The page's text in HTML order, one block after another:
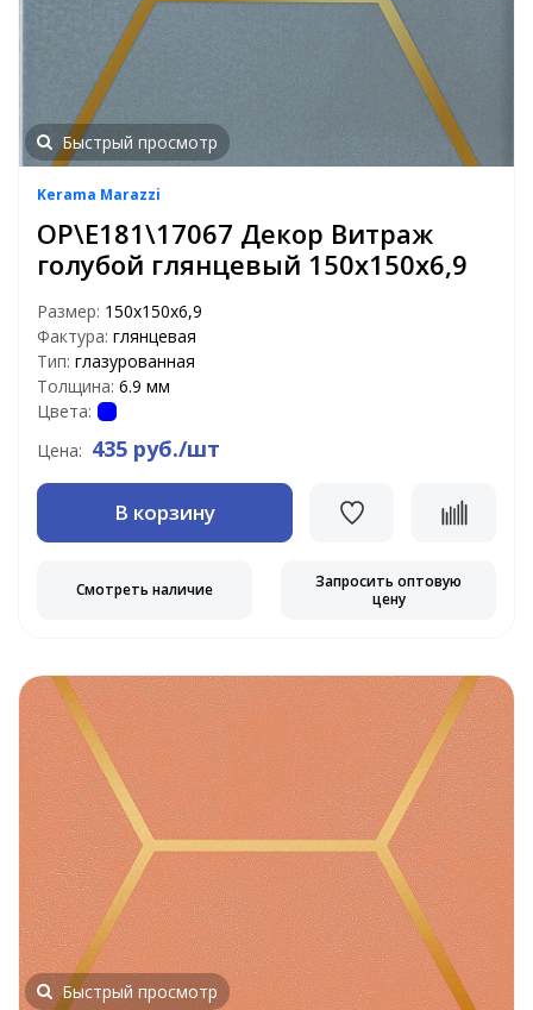
Быстрый просмотр
Kerama Marazzi
OP\E181\17067 Декор Витраж
голубой глянцевый 150х150х6,9
Размер: 150х150х6,9
Фактура: глянцевая
Тип: глазурованная
Толщина: 6.9 мм
Цвета:
Цена: 435 руб./шт
В корзину
Смотреть наличие
Запросить оптовую
цену
Быстрый просмотр